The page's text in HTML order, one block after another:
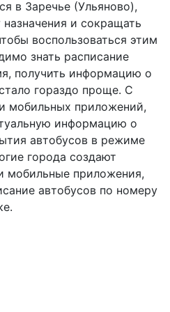
в Заречье (Ульяново),
и сокращать
воспользоваться этим
знать расписание
получить информацию о
гораздо проще. С
мобильных приложений,
информацию о
автобусов в режиме
города создают
мобильные приложения,
автобусов по номеру